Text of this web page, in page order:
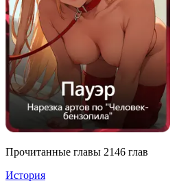
Прочитанные главы 2146 глав
История